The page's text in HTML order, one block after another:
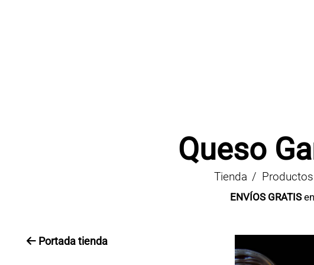
Queso
Tienda
ENVÍOS GRATIS
Portada tienda